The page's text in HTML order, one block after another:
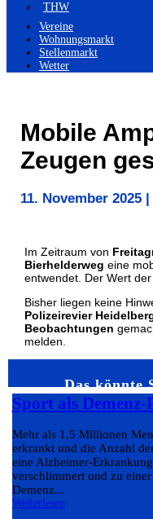
THW
Vereine
Wohnungsmarkt
Stellenmarkt
Wetter
Mobile
Zeugen
11. November 2025
Im Zeitraum von
Bierhelderweg eine
entwendet. Der Wert
Bisher liegen keine
Polizeirevier
Beobachtungen
melden.
Das könnte
Sport als
Mehr als 1,5 Millionen
erkrankt und die Anzahl
eine Alzheimer-
verschlimmert und zu
Demenz...
Weiterlesen